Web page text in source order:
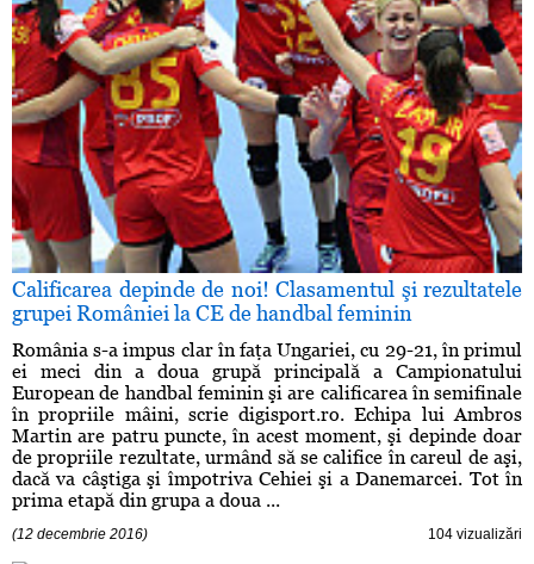
Calificarea depinde de noi! Clasamentul şi rezultatele
grupei României la CE de handbal feminin
România s-a impus clar în faţa Ungariei, cu 29-21, în primul
ei meci din a doua grupă principală a Campionatului
European de handbal feminin şi are calificarea în semifinale
în propriile mâini, scrie digisport.ro. Echipa lui Ambros
Martin are patru puncte, în acest moment, şi depinde doar
de propriile rezultate, urmând să se califice în careul de aşi,
dacă va câştiga şi împotriva Cehiei şi a Danemarcei. Tot în
prima etapă din grupa a doua ...
(12 decembrie 2016) 104 vizualizări